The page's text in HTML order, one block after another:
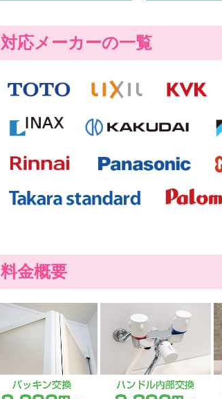
対応メーカーの一覧
料金概要